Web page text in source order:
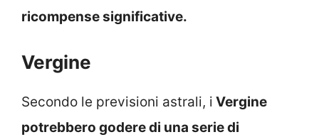
ricompense significative.
Vergine
Secondo le previsioni astrali, i Vergine
potrebbero godere di una serie di